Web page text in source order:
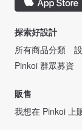
探索好設計
所有商品分類
Pinkoi 群眾募資
販售
我想在 Pinkoi 上